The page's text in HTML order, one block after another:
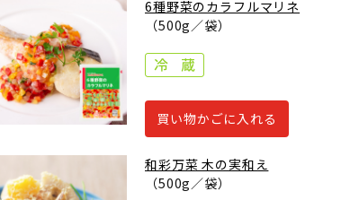
6種野菜のカラフルマリネ
（500g／袋）
買い物かごに入れる
和彩万菜 木の実和え
（500g／袋）